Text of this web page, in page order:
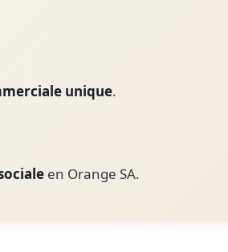
unique.
en Orange SA.